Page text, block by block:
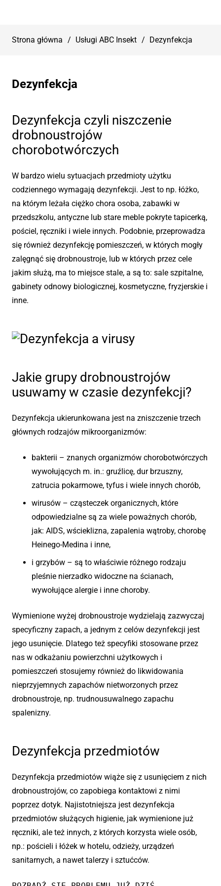
Strona główna / Usługi ABC Insekt / Dezynfekcja
Dezynfekcja
Dezynfekcja czyli niszczenie
drobnoustrojów
chorobotwórczych
W bardzo wielu sytuacjach przedmioty użytku
codziennego wymagają dezynfekcji. Jest to np. łóżko,
na którym leżała ciężko chora osoba, zabawki w
przedszkolu, antyczne lub stare meble pokryte tapicerką,
pościel, ręczniki i wiele innych. Podobnie, przeprowadza
się również dezynfekcję pomieszczeń, w których mogły
zalęgnąć się drobnoustroje, lub w których przez cele
jakim służą, ma to miejsce stale, a są to: sale szpitalne,
gabinety odnowy biologicznej, kosmetyczne, fryzjerskie i
inne.
Jakie grupy drobnoustrojów
usuwamy w czasie dezynfekcji?
Dezynfekcja ukierunkowana jest na zniszczenie trzech
głównych rodzajów mikroorganizmów:
bakterii – znanych organizmów chorobotwórczych
wywołujących m. in.: gruźlicę, dur brzuszny,
zatrucia pokarmowe, tyfus i wiele innych chorób,
wirusów – cząsteczek organicznych, które
odpowiedzialne są za wiele poważnych chorób,
jak: AIDS, wścieklizna, zapalenia wątroby, chorobę
Heinego-Medina i inne,
i grzybów – są to właściwie różnego rodzaju
pleśnie nierzadko widoczne na ścianach,
wywołujące alergie i inne choroby.
Wymienione wyżej drobnoustroje wydzielają zazwyczaj
specyficzny zapach, a jednym z celów dezynfekcji jest
jego usunięcie. Dlatego też specyfiki stosowane przez
nas w odkażaniu powierzchni użytkowych i
pomieszczeń stosujemy również do likwidowania
nieprzyjemnych zapachów nietworzonych przez
drobnoustroje, np. trudnousuwalnego zapachu
spalenizny.
Dezynfekcja przedmiotów
Dezynfekcja przedmiotów wiąże się z usunięciem z nich
drobnoustrojów, co zapobiega kontaktowi z nimi
poprzez dotyk. Najistotniejsza jest dezynfekcja
przedmiotów służących higienie, jak wymienione już
ręczniki, ale też innych, z których korzysta wiele osób,
np.: pościeli i łóżek w hotelu, odzieży, urządzeń
sanitarnych, a nawet talerzy i sztućców.